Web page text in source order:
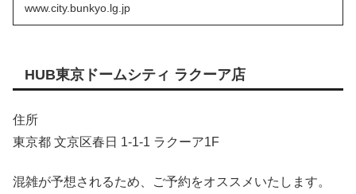
www.city.bunkyo.lg.jp
HUB東京ドームシティ ラクーア店
住所
東京都 文京区春日 1-1-1 ラクーア1F
混雑が予想されるため、ご予約をオススメいたします。